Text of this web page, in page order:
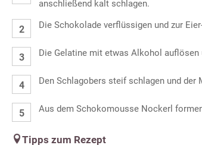
anschließend kalt schlagen.
Die Schokolade verflüssigen und zur
Die Gelatine mit etwas Alkohol auflösen
Den Schlagobers steif schlagen und der
Aus dem Schokomousse Nockerl
Tipps zum Rezept